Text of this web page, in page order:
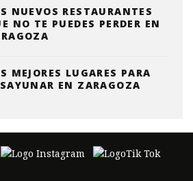
NUEVOS RESTAURANTES
NO TE PUEDES PERDER EN
MEJORES LUGARES PARA
EN ZARAGOZA